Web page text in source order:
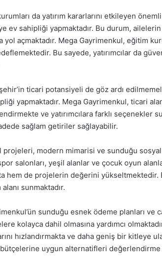
da yatırım kararlarını etkileyen
ev sahipliği yapmaktadır. Bu durum,
yol açmaktadır. Mega Gayrimenkul, eğitim
Bu sayede, yatırımcılar da
ticari potansiyeli de göz ardı
yapmaktadır. Mega Gayrimenkul, ticari
ve yatırımcılara farklı seçenekler
sağlam getiriler sağlayabilir.
projeleri, modern mimarisi ve sunduğu
salonları, yeşil alanlar ve çocuk oyun
hem de projelerin değerini
sunmaktadır.
sunduğu esnek ödeme planları ve
kolayca dahil olmasına yardımcı
hızlandırmakta ve daha geniş bir kitleye
bütçelerine uygun alternatifleri değerlendirme